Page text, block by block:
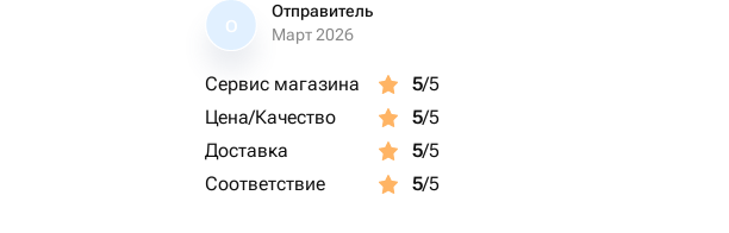
О
Отправитель
Март 2026
Сервис магазина 5/5
Цена/Качество
5/5
Доставка
5/5
Соответствие
5/5